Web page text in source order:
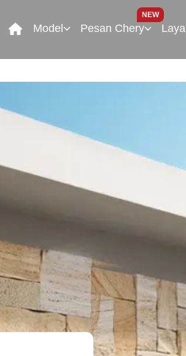
Model Pesan Chery
NEW